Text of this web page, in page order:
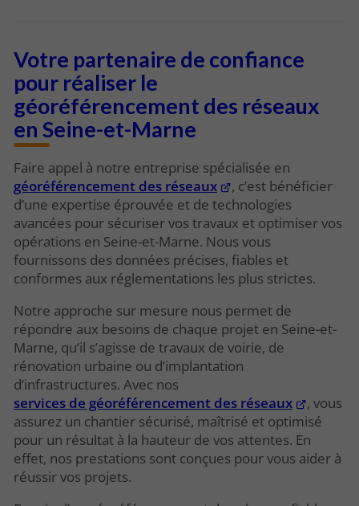
Votre partenaire de confiance
pour réaliser le
géoréférencement des réseaux
en Seine-et-Marne
Faire appel à notre entreprise spécialisée en
géoréférencement des réseaux
, c’est bénéficier
d’une expertise éprouvée et de technologies
avancées pour sécuriser vos travaux et optimiser vos
opérations en Seine-et-Marne. Nous vous
fournissons des données précises, fiables et
conformes aux réglementations les plus strictes.
Notre approche sur mesure nous permet de
répondre aux besoins de chaque projet en Seine-et-
Marne, qu’il s’agisse de travaux de voirie, de
rénovation urbaine ou d’implantation
d’infrastructures. Avec nos
services de géoréférencement des réseaux
, vous
assurez un chantier sécurisé, maîtrisé et optimisé
pour un résultat à la hauteur de vos attentes. En
effet, nos prestations sont conçues pour vous aider à
réussir vos projets.